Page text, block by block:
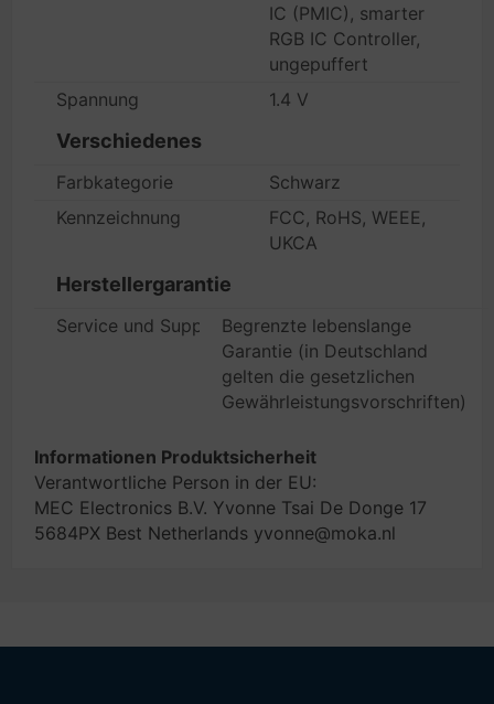
IC (PMIC), smarter
RGB IC Controller,
ungepuffert
Spannung
1.4 V
Verschiedenes
Farbkategorie
Schwarz
Kennzeichnung
FCC, RoHS, WEEE,
UKCA
Herstellergarantie
Service und SupportBegrenzte lebenslange
Garantie (in Deutschland
gelten die gesetzlichen
Gewährleistungsvorschriften)
Informationen Produktsicherheit
Verantwortliche Person in der EU:
MEC Electronics B.V. Yvonne Tsai De Donge 17
5684PX Best Netherlands yvonne@moka.nl